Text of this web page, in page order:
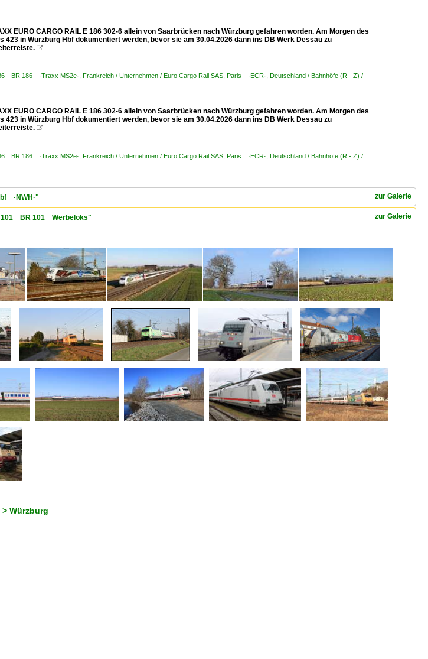
EURO CARGO RAIL E 186 302-6 allein von Saarbrücken nach Würzburg gefahren worden. Am Morgen des
423 in Würzburg Hbf dokumentiert werden, bevor sie am 30.04.2026 dann ins DB Werk Dessau zu

BR 186 ·Traxx MS2e· Frankreich / Unternehmen / Euro Cargo Rail SAS, Paris ·ECR· Deutschland / Bahnhöfe (R - Z) /
EURO CARGO RAIL E 186 302-6 allein von Saarbrücken nach Würzburg gefahren worden. Am Morgen des
423 in Würzburg Hbf dokumentiert werden, bevor sie am 30.04.2026 dann ins DB Werk Dessau zu

BR 186 ·Traxx MS2e· Frankreich / Unternehmen / Euro Cargo Rail SAS, Paris ·ECR· Deutschland / Bahnhöfe (R - Z) /
zur Galerie
·NWH·"
zur Galerie
101 BR 101 Werbeloks"
Würzburg